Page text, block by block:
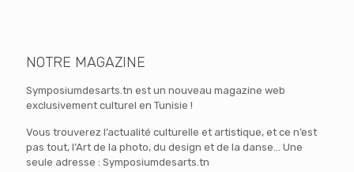
NOTRE MAGAZINE
Symposiumdesarts.tn est un nouveau magazine web
exclusivement culturel en Tunisie !
Vous trouverez l’actualité culturelle et artistique, et ce n’est
pas tout, l’Art de la photo, du design et de la danse… Une
seule adresse : Symposiumdesarts.tn